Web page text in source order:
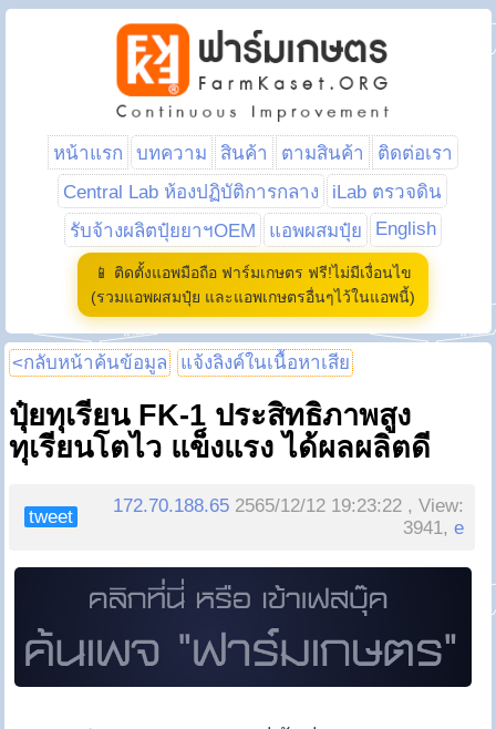
หน้าแรก บทความ สินค้า ตามสินค้า
ติดต่อเรา
Central Lab ห้องปฏิบัติการกลาง
iLab ตรวจดิน
รับจ้างผลิตปุ๋ยยาฯOEM
แอพผสมปุ๋ย English
📱 ติดตั้งแอพมือถือ ฟาร์มเกษตร ฟรี!ไม่มีเงื่อนไข
(รวมแอพผสมปุ๋ย และแอพเกษตรอื่นๆไว้ในแอพนี้)
<กลับหน้าค้นข้อมูล แจ้งลิงค์ในเนื้อหาเสีย
ปุ๋ยทุเรียน FK-1 ประสิทธิภาพสูง
ทุเรียนโตไว แข็งแรง ได้ผลผลิตดี
tweet
172.70.188.65 2565/12/12 19:23:22 , View:
3941,e